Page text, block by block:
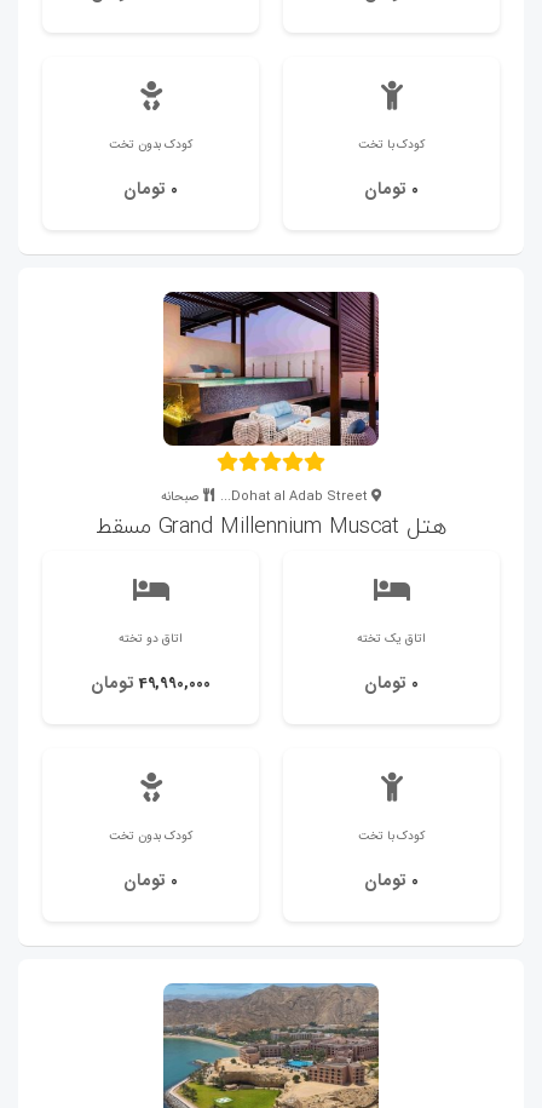
کودک با تخت
0 تومان
کودک بدون تخت
0 تومان
صبحانه
هتل Grand Millennium Muscat مسقط
اتاق یک تخته
0 تومان
اتاق دو تخته
49,990,000 تومان
کودک با تخت
0 تومان
کودک بدون تخت
0 تومان